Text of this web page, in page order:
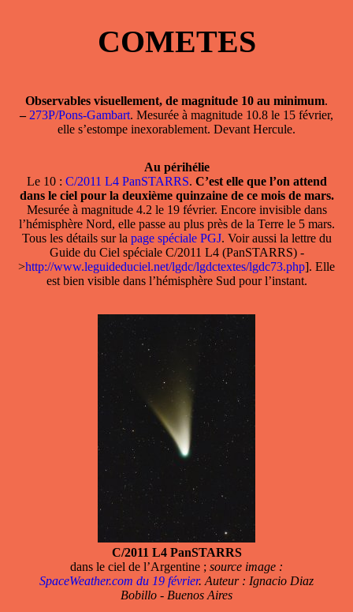
COMETES
Observables visuellement, de magnitude 10 au minimum.
– 273P/Pons-Gambart. Mesurée à magnitude 10.8 le 15 février,
elle s’estompe inexorablement. Devant Hercule.
Au périhélie
Le 10 : C/2011 L4 PanSTARRS. C’est elle que l’on attend
dans le ciel pour la deuxième quinzaine de ce mois de mars.
Mesurée à magnitude 4.2 le 19 février. Encore invisible dans
l’hémisphère Nord, elle passe au plus près de la Terre le 5 mars.
Tous les détails sur la page spéciale PGJ. Voir aussi la lettre du
Guide du Ciel spéciale C/2011 L4 (PanSTARRS) -
>http://www.leguideduciel.net/lgdc/lgdctextes/lgdc73.php]. Elle
est bien visible dans l’hémisphère Sud pour l’instant.
C/2011 L4 PanSTARRS
dans le ciel de l’Argentine ; source image :
SpaceWeather.com du 19 février. Auteur : Ignacio Diaz
Bobillo - Buenos Aires